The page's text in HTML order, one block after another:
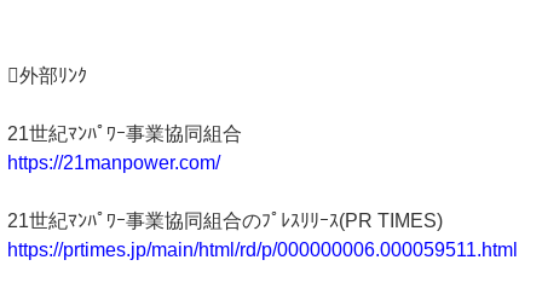
外部ﾘﾝｸ
21世紀ﾏﾝﾊﾟﾜｰ事業協同組合
https://21manpower.com/
21世紀ﾏﾝﾊﾟﾜｰ事業協同組合のﾌﾟﾚｽﾘﾘｰｽ(PR TIMES)
https://prtimes.jp/main/html/rd/p/000000006.000059511.html